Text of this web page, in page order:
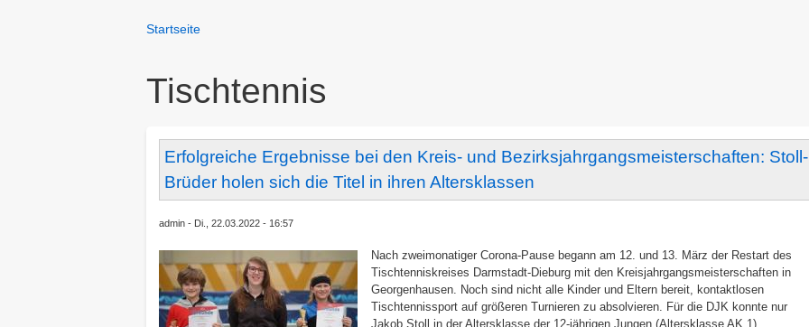
Breadcrumbs
You
Startseite
Tischtennis
Erfolgreiche Ergebnisse bei den Kreis- und Bezirksjahrgangsmeisterschaften: Stoll-
Brüder holen sich die Titel in ihren Altersklassen
admin Di., 22.03.2022 - 16:57
Nach zweimonatiger Corona-Pause begann am 12. und 13. März der Restart des
Tischtenniskreises Darmstadt-Dieburg mit den Kreisjahrgangsmeisterschaften in
Georgenhausen. Noch sind nicht alle Kinder und Eltern bereit, kontaktlosen
Tischtennissport auf größeren Turnieren zu absolvieren. Für die DJK konnte nur
Jakob Stoll in der Altersklasse der 12-jährigen Jungen (Altersklasse AK 1)